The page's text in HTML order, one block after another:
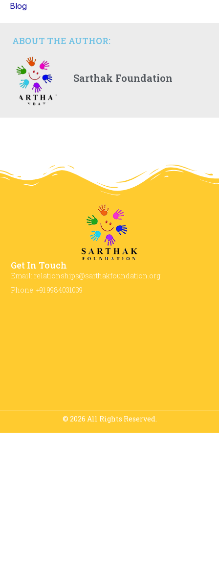
Blog
ABOUT THE AUTHOR:
Sarthak Foundation
Get In Touch
Email: relationships@sarthakfoundation.org
Phone: +91 9984031039
© 2026 All Rights Reserved.